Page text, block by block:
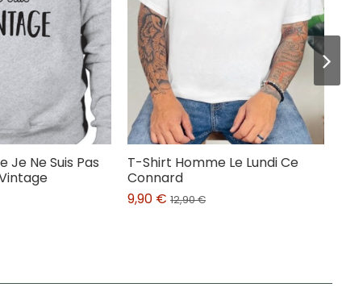
Je Ne Suis Pas
T-Shirt Homme Le Lundi Ce
Connard
9,90 € 12,90 €